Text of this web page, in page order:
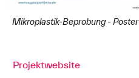
Mikroplastik-Beprobung - Poster
Projektwebsite